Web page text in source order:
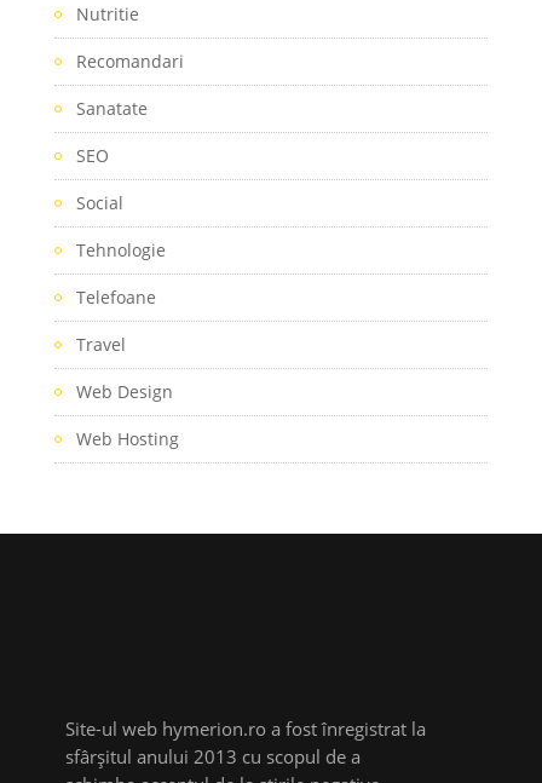
Nutritie
Recomandari
Sanatate
SEO
Social
Tehnologie
Telefoane
Travel
Web Design
Web Hosting
Site-ul web hymerion.ro a fost înregistrat la
sfârșitul anului 2013 cu scopul de a